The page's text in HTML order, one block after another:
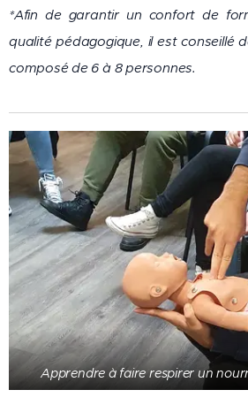
*Afin de garantir un confort de
qualité pédagogique, il est conseillé
composé de 6 à 8 personnes.
Apprendre à faire respirer un